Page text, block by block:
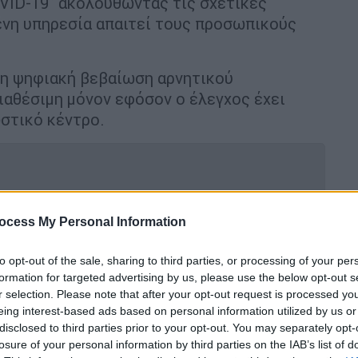
My Personal Information
opt-out of the sale, sharing to third parties, or processing of your
for targeted advertising by us, please use the below opt-out
selection. Please note that after your opt-out request is processed
interest-based ads based on personal information utilized by us
to third parties prior to your opt-out. You may separately
of your personal information by third parties on the IAB’s list of
υπηρεσία απαιτεί τους προσωπικούς
ψηφιακή βεβαίωση αρνητικού
μόνον εφόσον ο έλεγχος έχει
κέντρο.
67 θάνατοι, 455
1.900 σε Θεσσαλονίκη - Η